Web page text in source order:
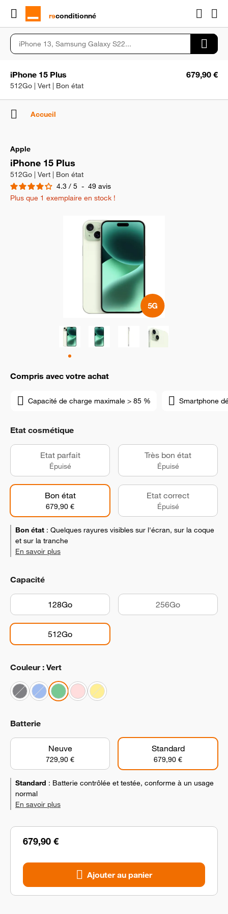
rɘconditionné
iPhone 15 Plus
512Go | Vert | Bon état
679,90 €
Accueil
Apple
iPhone 15 Plus
512Go | Vert | Bon état
4.3 / 5 - 49 avis
Plus que 1 exemplaire en stock !
Compris avec votre achat
Capacité de charge maximale > 85 % Smartphone
679,90 €
Ajouter au panier
Etat cosmétique
Etat parfait
Épuisé
Très bon état
Épuisé
Bon état
679,90 €
Etat correct
Épuisé
Bon état : Quelques rayures visibles sur l'écran, sur la coque
et sur la tranche
En savoir plus
Capacité
128Go 256Go
512Go
Couleur : Vert
Batterie
Neuve
729,90 €
Standard
679,90 €
Standard : Batterie contrôlée et testée, conforme à un usage
normal
En savoir plus